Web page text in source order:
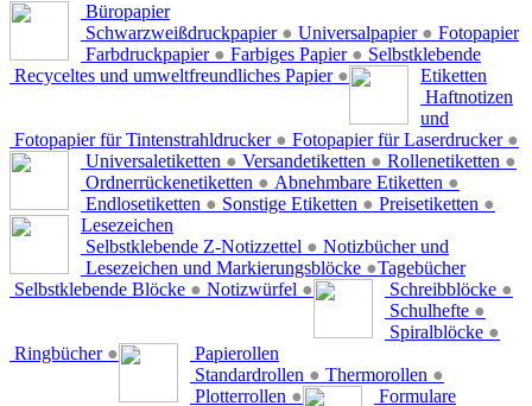
Büropapier
Schwarzweißdruckpapier ● Universalpapier ●
Farbdruckpapier ● Farbiges Papier ●
Recyceltes und umweltfreundliches Papier ●
Fotopapier
Fotopapier für Tintenstrahldrucker ● Fotopapier für Laserdrucker ●
Selbstklebende
Etiketten
Universaletiketten ● Versandetiketten ● Rollenetiketten ●
Ordnerrückenetiketten ● Abnehmbare Etiketten ●
Endlosetiketten ● Sonstige Etiketten ● Preisetiketten ●
Haftnotizen
und
Lesezeichen
Selbstklebende Z-Notizzettel ●
Lesezeichen und Markierungsblöcke ●
Selbstklebende Blöcke ● Notizwürfel ●
Notizbücher und
Tagebücher
Schreibblöcke ●
Schulhefte ●
Spiralblöcke ●
Ringbücher ●
Papierollen
Standardrollen ● Thermorollen ●
Plotterrollen ●
Formulare